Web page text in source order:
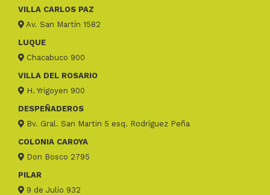
VILLA CARLOS PAZ
Av. San Martín 1582
LUQUE
Chacabuco 900
VILLA DEL ROSARIO
H. Yrigoyen 900
DESPEÑADEROS
Bv. Gral. San Martin 5 esq. Rodríguez Peña
COLONIA CAROYA
Don Bosco 2795
PILAR
9 de Julio 932